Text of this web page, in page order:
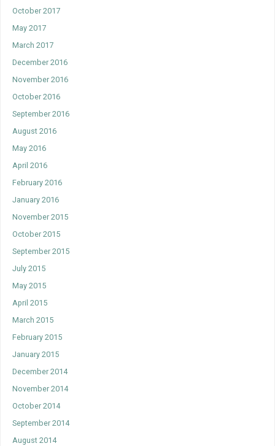
October 2017
May 2017
March 2017
December 2016
November 2016
October 2016
September 2016
August 2016
May 2016
April 2016
February 2016
January 2016
November 2015
October 2015
September 2015
July 2015
May 2015
April 2015
March 2015
February 2015
January 2015
December 2014
November 2014
October 2014
September 2014
August 2014